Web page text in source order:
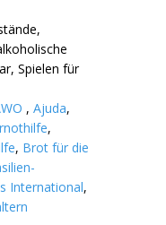
Spielen für
, Ajuda,
,
, Brot für die
International,